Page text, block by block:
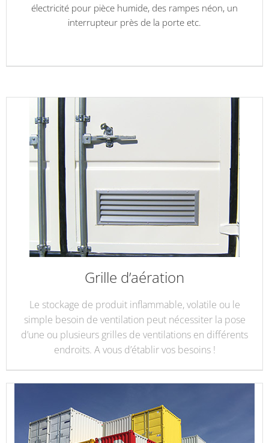
électricité pour pièce humide, des rampes néon, un
interrupteur près de la porte etc.
Grille d’aération
Le stockage de produit inflammable, volatile ou le
simple besoin de ventilation peut nécessiter la pose
d’une ou plusieurs grilles de ventilations en différents
endroits. A vous d’établir vos besoins !